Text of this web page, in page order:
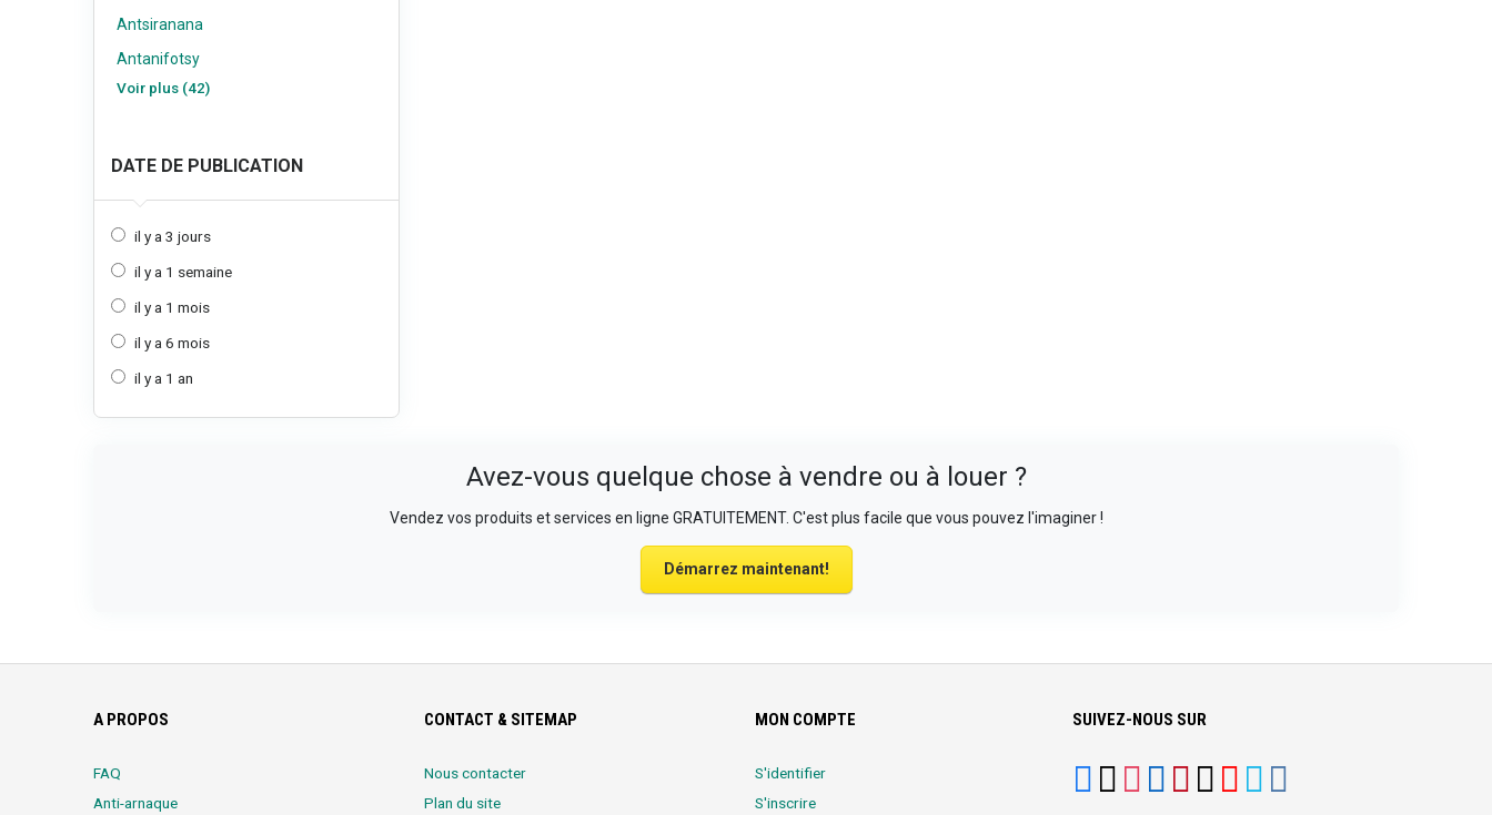
Antsiranana
Antanifotsy
Voir plus (42)
DATE DE PUBLICATION
il y a 3 jours
il y a 1 semaine
il y a 1 mois
il y a 6 mois
il y a 1 an
Avez-vous quelque chose à vendre ou à louer ?
Vendez vos produits et services en ligne GRATUITEMENT. C'est plus facile que vous pouvez l'imaginer !
Démarrez maintenant!
A PROPOS
FAQ
Anti-arnaque
CONTACT & SITEMAP
Nous contacter
Plan du site
MON COMPTE
S'identifier
S'inscrire
SUIVEZ-NOUS SUR